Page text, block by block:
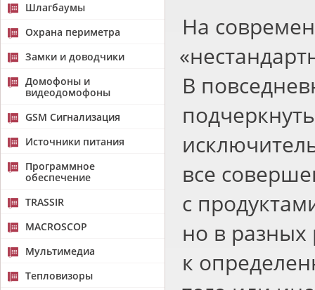
Шлагбаумы
Охрана периметра
Замки и доводчики
Домофоны и
видеодомофоны
GSM Сигнализация
Источники питания
Программное
обеспечение
TRASSIR
MACROSCOP
Мультимедиа
Тепловизоры
На
«
В
все
с
но в
к